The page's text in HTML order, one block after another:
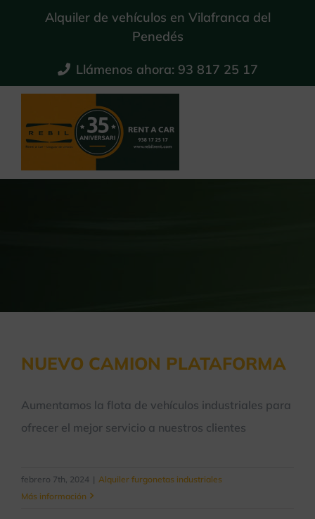
Alquiler de vehículos en Vilafranca del
Penedés
Llámenos ahora: 93 817 25 17
NUEVO CAMION PLATAFORMA
Aumentamos la flota de vehículos industriales para
ofrecer el mejor servicio a nuestros clientes
febrero 7th, 2024 | Alquiler furgonetas industriales
Más información